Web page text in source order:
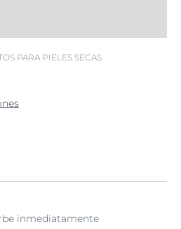
PARA PIELES SECAS
inmediatamente